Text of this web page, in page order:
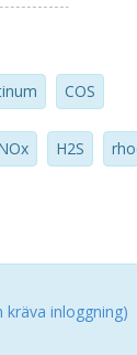
both periods.
In addition,
conditions
COS
H2S
kräva inloggning)